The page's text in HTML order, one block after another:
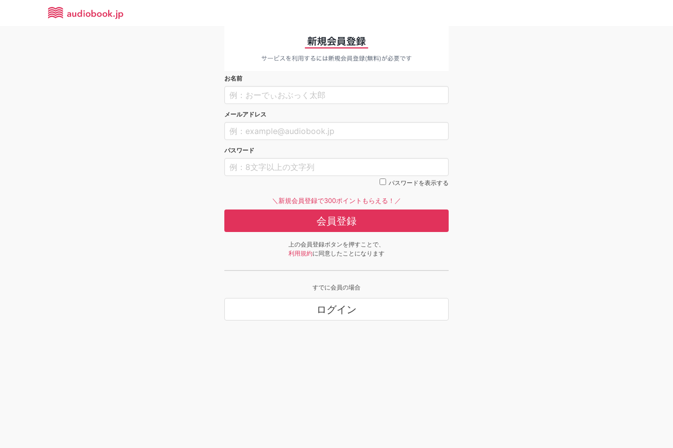
お名前
メールアドレス
パスワード
パスワードを表示する
＼新規会員登録で300ポイントもらえる！／
会員登録
上の会員登録ボタンを押すことで、
利用規約に同意したことになります
すでに会員の場合
ログイン